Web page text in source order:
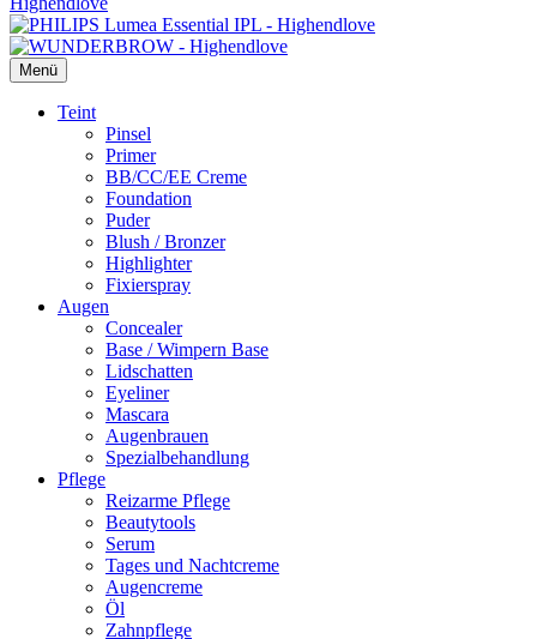
Menü
Primäres
Teint
Pinsel
Primer
BB/CC/EE Creme
Foundation
Puder
Blush / Bronzer
Highlighter
Fixierspray
Augen
Concealer
Base / Wimpern Base
Lidschatten
Eyeliner
Mascara
Augenbrauen
Spezialbehandlung
Pflege
Reizarme Pflege
Beautytools
Serum
Tages und Nachtcreme
Augencreme
Öl
Zahnpflege